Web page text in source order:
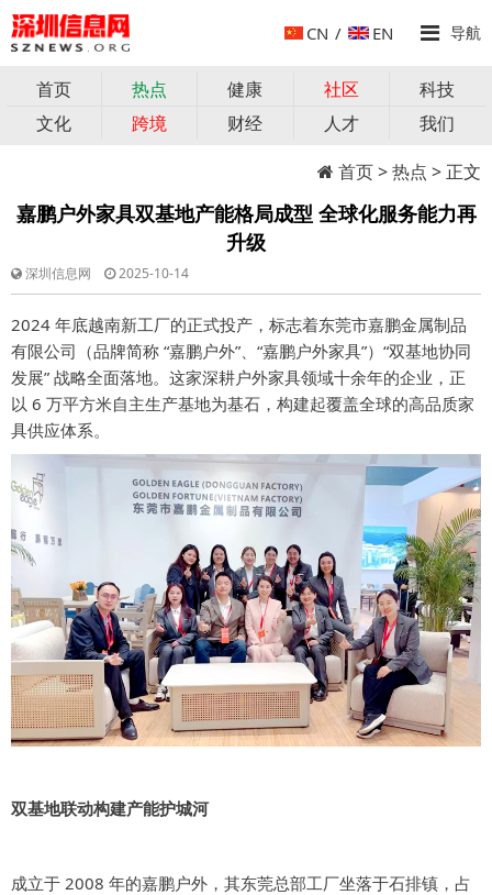
CN / EN 导航
首页 热点 健康 社区
科技
文化
跨境 财经 人才
我们
首页>热点 > 正文
嘉鹏户外家具双基地产能格局成型 全球化服务能力再
升级
深圳信息网 2025-10-14
2024 年底越南新工厂的正式投产，标志着东莞市嘉鹏金属制品
有限公司（品牌简称 “嘉鹏户外”、“嘉鹏户外家具”）“双基地协同
发展” 战略全面落地。这家深耕户外家具领域十余年的企业，正
以 6 万平方米自主生产基地为基石，构建起覆盖全球的高品质家
具供应体系。
双基地联动构建产能护城河
成立于 2008 年的嘉鹏户外，其东莞总部工厂坐落于石排镇，占